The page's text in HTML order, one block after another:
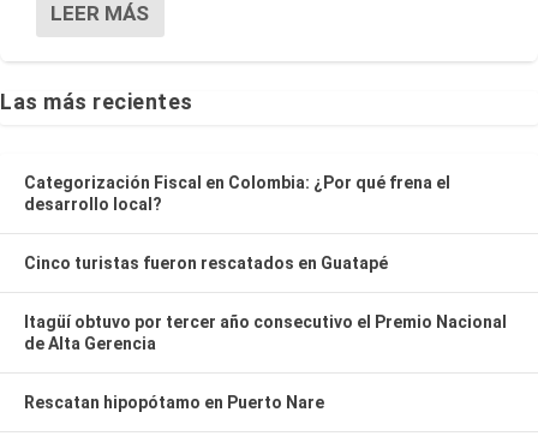
LEER MÁS
Las más recientes
Categorización Fiscal en Colombia: ¿Por qué frena el
desarrollo local?
Cinco turistas fueron rescatados en Guatapé
Itagüí obtuvo por tercer año consecutivo el Premio Nacional
de Alta Gerencia
Rescatan hipopótamo en Puerto Nare